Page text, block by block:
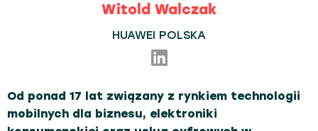
Witold Walczak
HUAWEI POLSKA
Od ponad 17 lat związany z rynkiem technologii
mobilnych dla biznesu, elektroniki